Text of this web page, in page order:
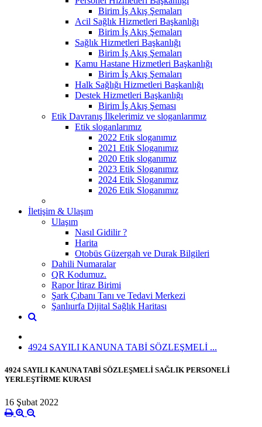
Birim İş Akış Şemaları
Acil Sağlık Hizmetleri Başkanlığı
Birim İş Akış Şemaları
Sağlık Hizmetleri Başkanlığı
Birim İş Akış Şemaları
Kamu Hastane Hizmetleri Başkanlığı
Birim İş Akış Şemaları
Halk Sağlığı Hizmetleri Başkanlığı
Destek Hizmetleri Başkanlığı
Birim İş Akış Şeması
Etik Davranış İlkelerimiz ve sloganlarımız
Etik sloganlarımız
2022 Etik sloganımız
2021 Etik Sloganımız
2020 Etik sloganımız
2023 Etik Sloganımız
2024 Etik Sloganımız
2026 Etik Sloganımız
İletişim & Ulaşım
Ulaşım
Nasıl Gidilir ?
Harita
Otobüs Güzergah ve Durak Bilgileri
Dahili Numaralar
QR Kodumuz.
Rapor İtiraz Birimi
Şark Çıbanı Tanı ve Tedavi Merkezi
Şanlıurfa Dijital Sağlık Haritası
4924 SAYILI KANUNA TABİ SÖZLEŞMELİ ...
4924 SAYILI KANUNA TABİ SÖZLEŞMELİ SAĞLIK PERSONELİ
YERLEŞTİRME KURASI
16 Şubat 2022